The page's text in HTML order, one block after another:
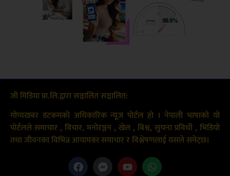
जी मिडिया प्रा.लि.द्वारा सञ्चालित सञ्चालित:
गोप्यखबर डटकमको अधिकारिक न्यूज पोर्टल हो । नेपाली भाषाको यो
पोर्टलले समाचार , विचार, मनोरञ्जन , खेल , बिश्व, सुचना प्रविधी , भिडियो
तथा जीवनका विभिन्न आयामका समाचार र विश्लेषणलाई यसले समेट्छ।